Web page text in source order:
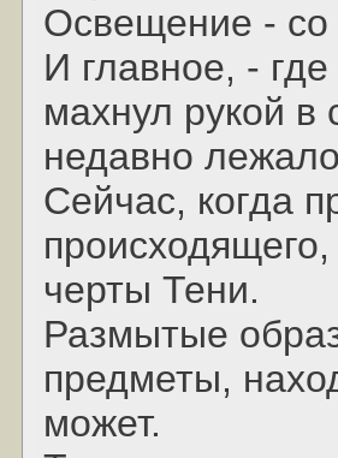
Освещение - со
И главное, -
махнул рукой в
недавно
Сейчас, когда
черты Тени.
Размытые
предметы,
может.